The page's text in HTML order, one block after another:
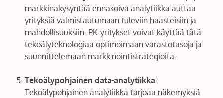
markkinakysyntää ennakoiva analytiikka auttaa
yrityksiä valmistautumaan tuleviin haasteisiin ja
mahdollisuuksiin. PK-yritykset voivat käyttää tätä
tekoälyteknologiaa optimoimaan varastotasoja ja
suunnittelemaan markkinointistrategioita.
Tekoälypohjainen data-analytiikka:
Tekoälypohjainen analytiikka tarjoaa näkemyksiä